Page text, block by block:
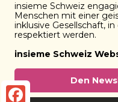
insieme Schweiz
Menschen mit einer
inklusive Gesellschaft,
respektiert werden.
insieme Schweiz
Den